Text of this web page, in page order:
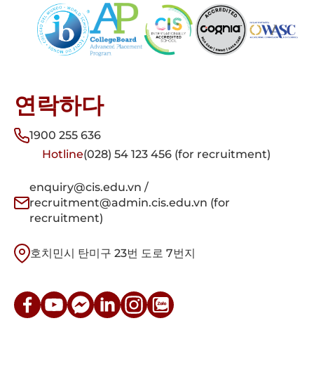
연락하다
1900 255 636
Hotline(028) 54 123 456 (for recruitment)
enquiry@cis.edu.vn /
recruitment@admin.cis.edu.vn (for
recruitment)
호치민시 탄미구 23번 도로 7번지